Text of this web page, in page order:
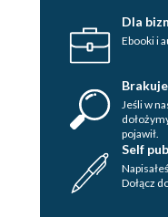
Dla
Ebooki i
Jeśli w
pojawił.
Self
Dołącz